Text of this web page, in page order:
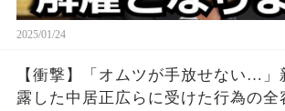
2025/01/24
【衝撃】「オムツが手放せない…」
露した中居正広らに受けた行為の全